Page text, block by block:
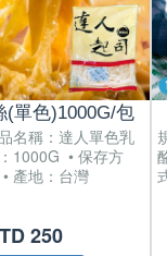
(單色)1000G/包
名稱：達人單色乳
1000G • 保存方
產地：台灣
250